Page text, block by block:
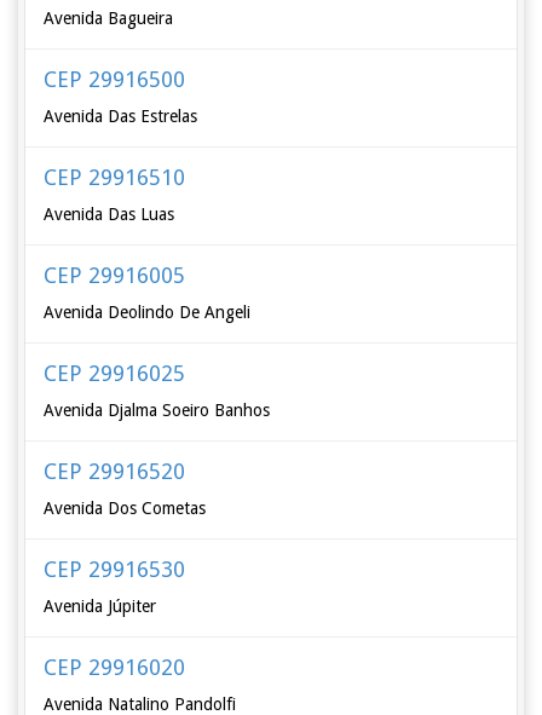
Avenida Bagueira
CEP 29916500
Avenida Das Estrelas
CEP 29916510
Avenida Das Luas
CEP 29916005
Avenida Deolindo De Angeli
CEP 29916025
Avenida Djalma Soeiro Banhos
CEP 29916520
Avenida Dos Cometas
CEP 29916530
Avenida Júpiter
CEP 29916020
Avenida Natalino Pandolfi